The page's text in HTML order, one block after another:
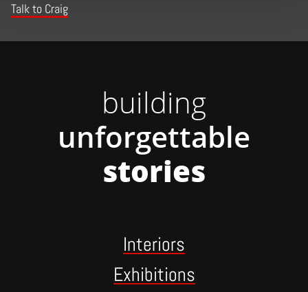
Talk to Craig
building
unforgettable
stories
Interiors
Exhibitions